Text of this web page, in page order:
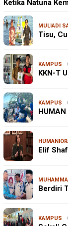
Ketika Natuna
MULIADI
Tisu,
KAMPUS
KKN-T
KAMPUS
Elif
Berdiri
KAMPUS